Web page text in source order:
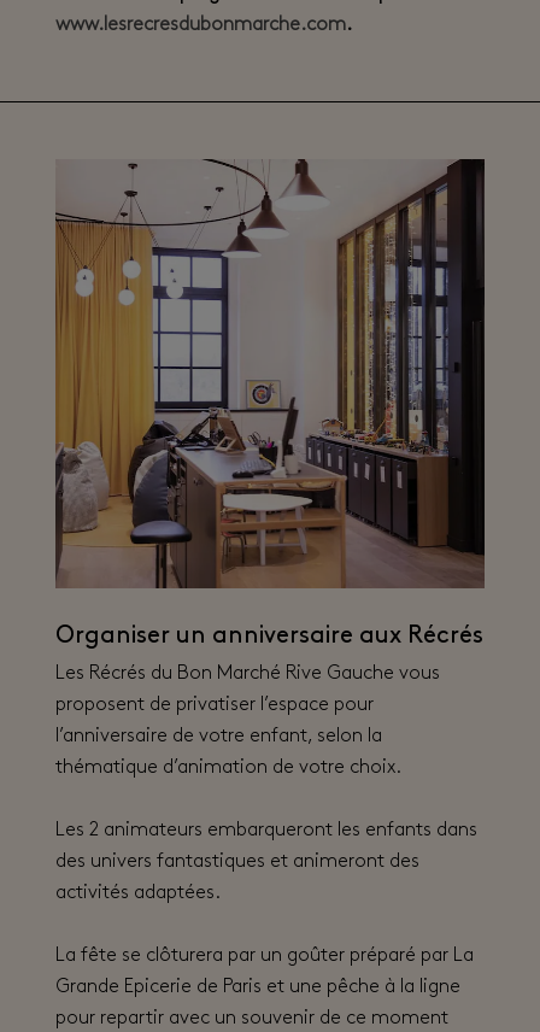
www.lesrecresdubonmarche.com.
Organiser un anniversaire aux Récrés
Les Récrés du Bon Marché Rive Gauche vous
proposent de privatiser l’espace pour
l’anniversaire de votre enfant, selon la
thématique d’animation de votre choix.
Les 2 animateurs embarqueront les enfants dans
des univers fantastiques et animeront des
activités adaptées.
La fête se clôturera par un goûter préparé par La
Grande Epicerie de Paris et une pêche à la ligne
pour repartir avec un souvenir de ce moment